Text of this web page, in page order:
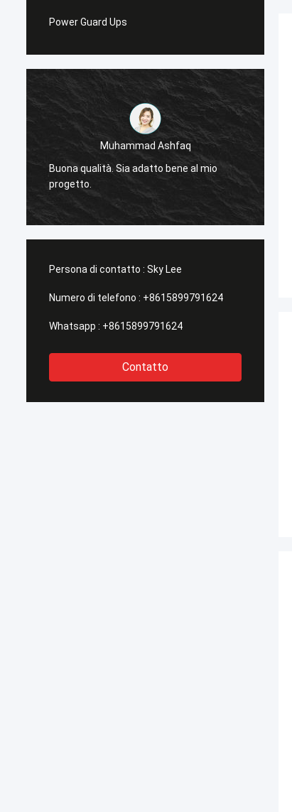
Power Guard Ups
Muhammad Ashfaq
Buona qualità. Sia adatto bene al mio
progetto.
Persona di contatto : Sky Lee
Numero di telefono : +8615899791624
Whatsapp : +8615899791624
Contatto